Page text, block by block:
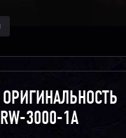
ОРИГИНАЛЬНОСТЬ
3000-1A